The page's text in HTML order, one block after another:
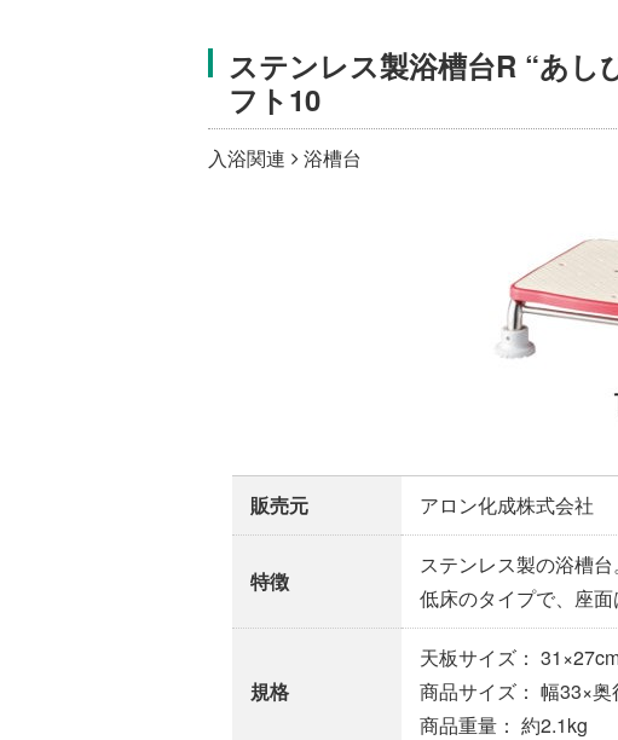
ステンレス製浴槽台R “あ
フト10
入浴関連 浴槽台
販売元 アロン化成株式会社
特徴
ステンレス製の浴槽
低床のタイプで、座面
規格
天板サイズ：
商品サイズ： 幅33×
商品重量： 約2.1kg